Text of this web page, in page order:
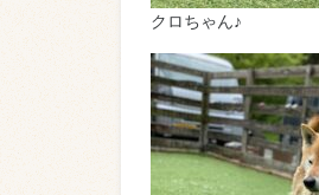
クロちゃん♪